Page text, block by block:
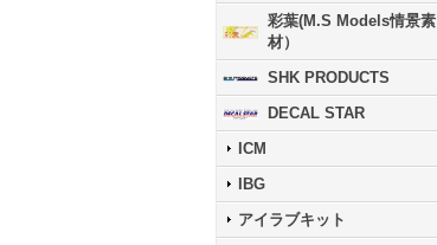
彩葉(M.S Models情景素
材）
SHK PRODUCTS
DECAL STAR
ICM
IBG
アイラブキット